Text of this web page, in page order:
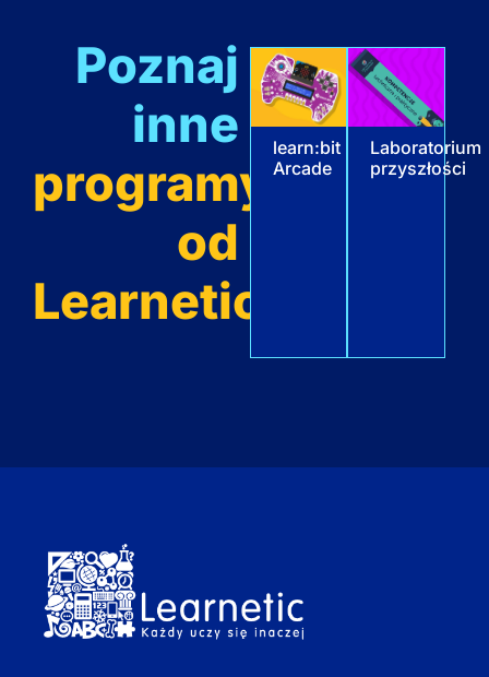
Poznaj
inne
programy
od
Learnetic
learn:bit
Arcade
Laboratorium
przyszłości